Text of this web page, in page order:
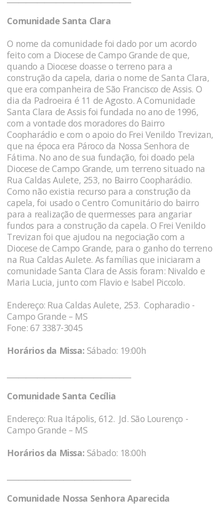
Comunidade Santa Clara
O nome da comunidade foi dado por um acordo
feito com a Diocese de Campo Grande de que,
quando a Diocese doasse o terreno para a
construção da capela, daria o nome de Santa Clara,
que era companheira de São Francisco de Assis. O
dia da Padroeira é 11 de Agosto. A Comunidade
Santa Clara de Assis foi fundada no ano de 1996,
com a vontade dos moradores do Bairro
Coopharádio e com o apoio do Frei Venildo Trevizan,
que na época era Pároco da Nossa Senhora de
Fátima. No ano de sua fundação, foi doado pela
Diocese de Campo Grande, um terreno situado na
Rua Caldas Aulete, 253, no Bairro Coopharádio.
Como não existia recurso para a construção da
capela, foi usado o Centro Comunitário do bairro
para a realização de quermesses para angariar
fundos para a construção da capela. O Frei Venildo
Trevizan foi que ajudou na negociação com a
Diocese de Campo Grande, para o ganho do terreno
na Rua Caldas Aulete. As famílias que iniciaram a
comunidade Santa Clara de Assis foram: Nivaldo e
Maria Lucia, junto com Flavio e Isabel Piccolo.
Endereço: Rua Caldas Aulete, 253. Copharadio -
Campo Grande – MS
Fone: 67 3387-3045
Horários da Missa: Sábado: 19:00h
Comunidade Santa Cecília
Endereço: Rua Itápolis, 612. Jd. São Lourenço -
Campo Grande – MS
Horários da Missa: Sábado: 18:00h
Comunidade Nossa Senhora Aparecida